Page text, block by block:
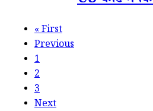
«First
Previous
1
2
3
Next